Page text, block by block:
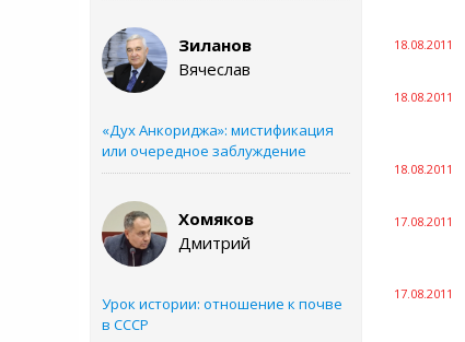
Зиланов
Вячеслав
«Дух Анкориджа»: мистификация
или очередное заблуждение
Хомяков
Дмитрий
Урок истории: отношение к почве
в СССР
18.08.2011
18.08.2011
18.08.2011
17.08.2011
17.08.2011